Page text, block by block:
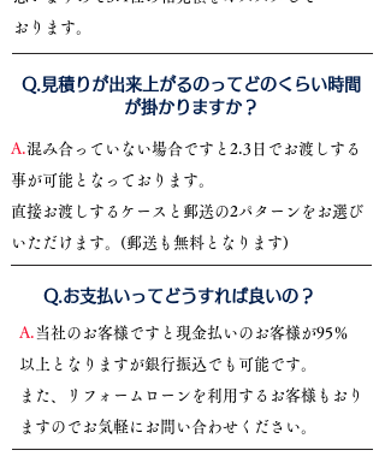
おります。
​Q.見積りが出来上がるのってどのくらい時間
が掛かりますか？
A.混み合っていない場合ですと2.3日でお渡しする
事が可能となっております。
直接お渡しするケースと郵送の2パターンをお選び
いただけます。(郵送も無料となります)
​Q.お支払いってどうすれば良いの？
A. 当社のお客様ですと現金払いのお客様が95％
以上となりますが銀行振込でも可能です。
また、リフォームローンを利用するお客様もおり
ますのでお気軽にお問い合わせください。